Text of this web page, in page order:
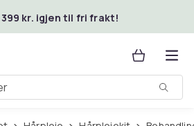
399 kr. igjen til fri frakt!